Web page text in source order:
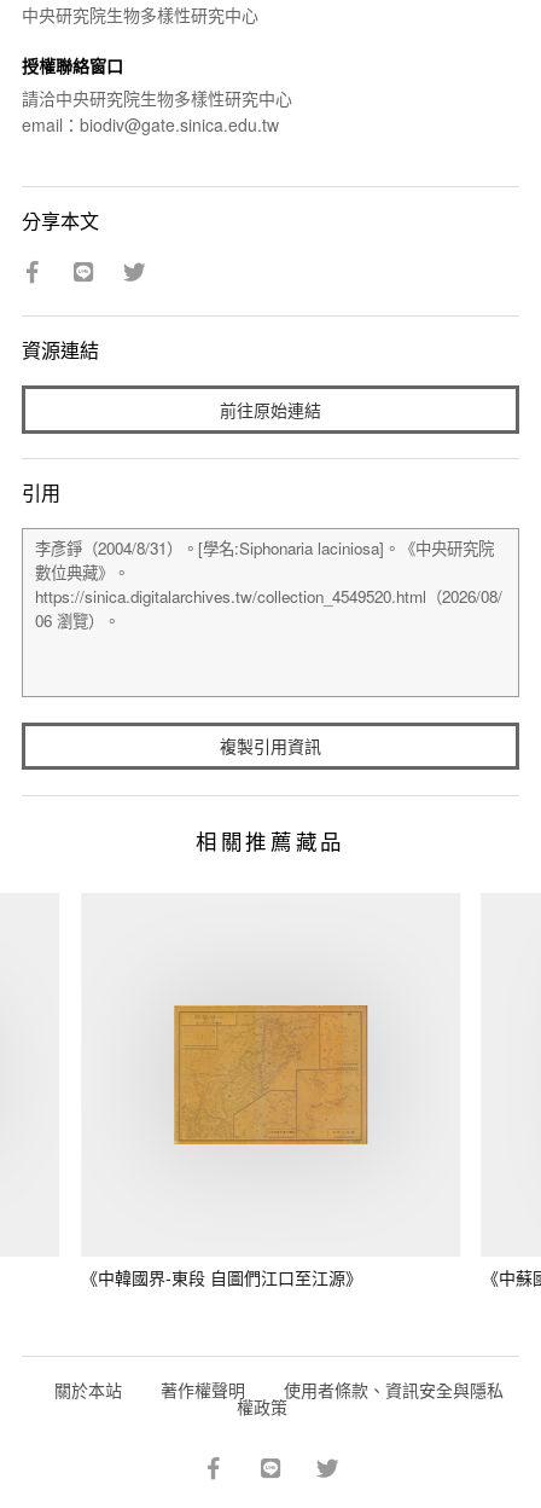
中央研究院生物多樣性研究中心
授權聯絡窗口
請洽中央研究院生物多樣性研究中心
email：biodiv@gate.sinica.edu.tw
分享本文
資源連結
前往原始連結
引用
複製引用資訊
相關推薦藏品
《中韓國界-東段 自圖們江口至江源》 《中
關於本站 著作權聲明 使用者條款、資訊安全與隱私
權政策